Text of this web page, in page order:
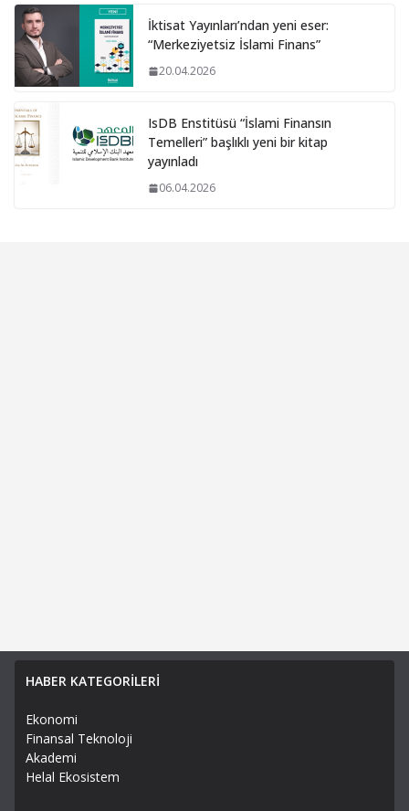
İktisat Yayınları’ndan yeni eser:
“Merkeziyetsiz İslami Finans”
20.04.2026
IsDB Enstitüsü “İslami Finansın
Temelleri” başlıklı yeni bir kitap
yayınladı
06.04.2026
HABER KATEGORİLERİ
Ekonomi
Finansal Teknoloji
Akademi
Helal Ekosistem